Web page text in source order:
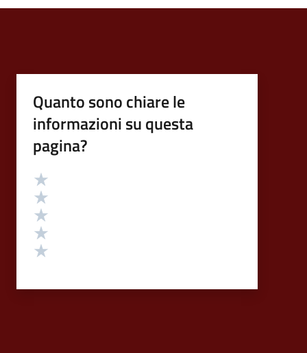
Quanto sono chiare le
informazioni su questa
pagina?
Valutazione